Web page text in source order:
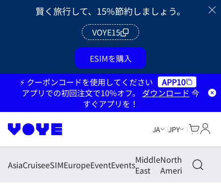
賢く旅行して、15%節約しましょう。
VOYE15
ESIMを購入
⚡ クーポンコードを使用してください
APP10
アプリでの初回注文で10%オフ。 ダウンロード 今
すぐアプリを！
JA JPY
Cart
AsiaCruiseeSIMEuropeEventEventsMiddle
East
North
America
South
America